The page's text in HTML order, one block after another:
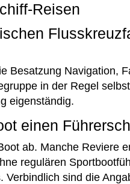
Reisen
Besatzung Navigation,
in der Regel
eigenständig.
einen
ab. Manche Reviere
regulären
Verbindlich sind die